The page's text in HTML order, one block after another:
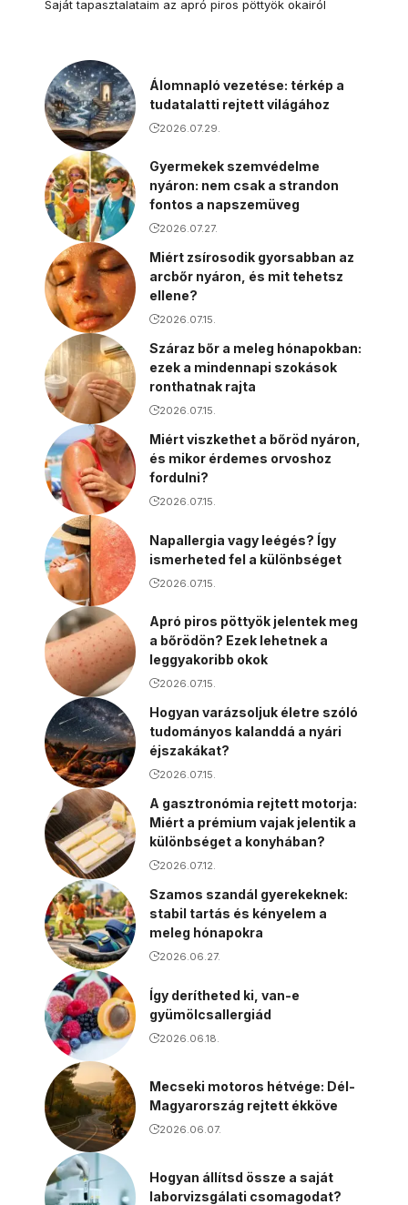
Saját tapasztalataim az apró piros pöttyök okairól
Álomnapló vezetése: térkép a
tudatalatti rejtett világához
2026.07.29.
Gyermekek szemvédelme
nyáron: nem csak a strandon
fontos a napszemüveg
2026.07.27.
Miért zsírosodik gyorsabban az
arcbőr nyáron, és mit tehetsz
ellene?
2026.07.15.
Száraz bőr a meleg hónapokban:
ezek a mindennapi szokások
ronthatnak rajta
2026.07.15.
Miért viszkethet a bőröd nyáron,
és mikor érdemes orvoshoz
fordulni?
2026.07.15.
Napallergia vagy leégés? Így
ismerheted fel a különbséget
2026.07.15.
Apró piros pöttyök jelentek meg
a bőrödön? Ezek lehetnek a
leggyakoribb okok
2026.07.15.
Hogyan varázsoljuk életre szóló
tudományos kalanddá a nyári
éjszakákat?
2026.07.15.
A gasztronómia rejtett motorja:
Miért a prémium vajak jelentik a
különbséget a konyhában?
2026.07.12.
Szamos szandál gyerekeknek:
stabil tartás és kényelem a
meleg hónapokra
2026.06.27.
Így derítheted ki, van-e
gyümölcsallergiád
2026.06.18.
Mecseki motoros hétvége: Dél-
Magyarország rejtett ékköve
2026.06.07.
Hogyan állítsd össze a saját
laborvizsgálati csomagodat?